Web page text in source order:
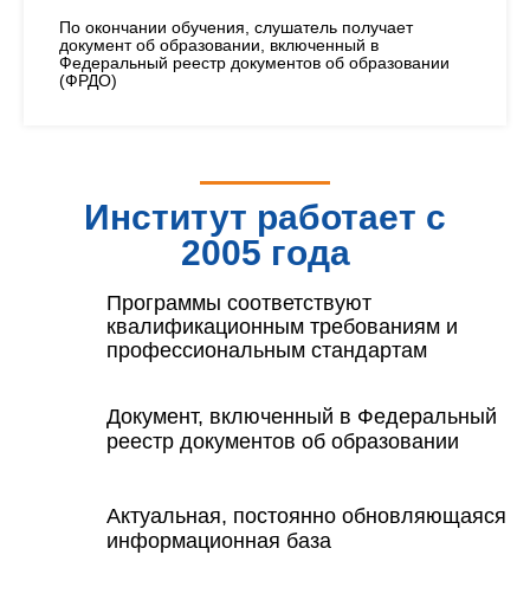
По окончании обучения, слушатель получает
документ об образовании, включенный в
Федеральный реестр документов об образовании
(ФРДО)
Институт работает с
2005 года
Программы соответствуют
квалификационным требованиям и
профессиональным стандартам
Документ, включенный в Федеральный
реестр документов об образовании
Актуальная, постоянно обновляющаяся
информационная база